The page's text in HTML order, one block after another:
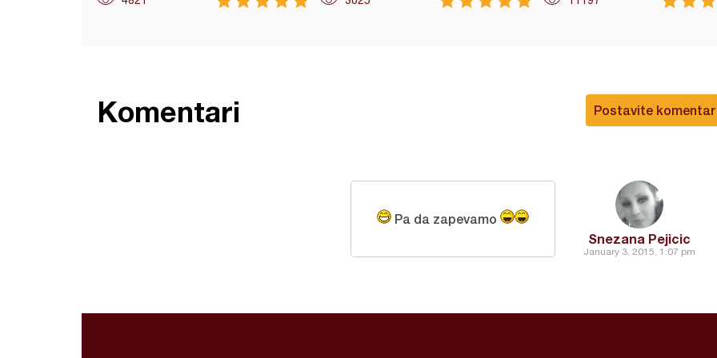
Postavite komentar
Komentari
Snezana Pejicic
January 3, 2015, 1:07 pm
Pa da zapevamo